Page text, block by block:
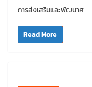
การส่งเสริมและพัฒนาศ
Read More